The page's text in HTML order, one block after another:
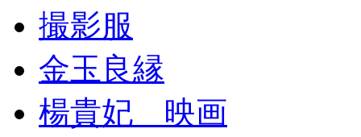
撮影服
金玉良縁
楊貴妃 映画